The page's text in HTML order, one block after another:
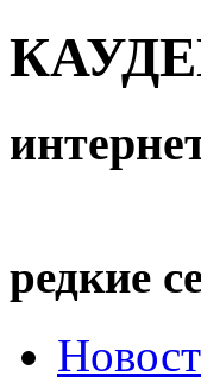
редкие
227 184
208 682
89 785
88 486
77 024
70 962